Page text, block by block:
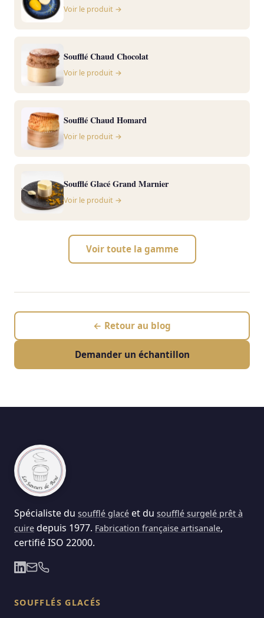
Voir le produit →
Soufflé Chaud Chocolat
Voir le produit →
Soufflé Chaud Homard
Voir le produit →
Soufflé Glacé Grand Marnier
Voir le produit →
Voir toute la gamme
← Retour au blog
Demander un échantillon
Spécialiste du soufflé glacé et du soufflé surgelé prêt à
cuire depuis 1977. Fabrication française artisanale,
certifié ISO 22000.
SOUFFLÉS GLACÉS